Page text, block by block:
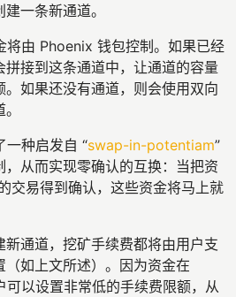
一条新通道。
将由 Phoenix 钱包控制。如果已经
接到这条通道中，让通道的容量
如果还没有通道，则会使用双向
一种启发自 “swap-in-potentiam”
，从而实现零确认的互换：当把资
交易得到确认，这些资金将马上就
通道，挖矿手续费都将由用户支
如上文所述）。因为资金在
以设置非常低的手续费限额，从